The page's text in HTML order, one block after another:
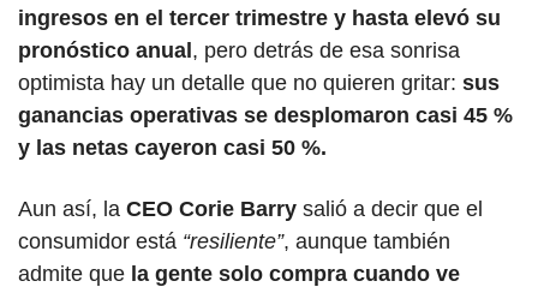
ingresos en el tercer trimestre y hasta elevó su
pronóstico anual , pero detrás de esa sonrisa
optimista hay un detalle que no quieren gritar: sus
ganancias operativas se desplomaron casi 45 %
y las netas cayeron casi 50 %.
Aun así, la CEO Corie Barry salió a decir que el
consumidor está “resiliente”, aunque también
admite que la gente solo compra cuando ve